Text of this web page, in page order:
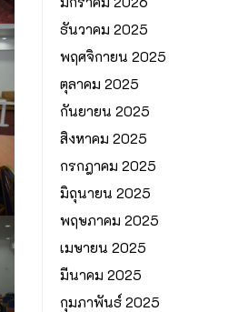
ธันวาคม 2025
พฤศจิกายน 2025
ตุลาคม 2025
กันยายน 2025
สิงหาคม 2025
กรกฎาคม 2025
มิถุนายน 2025
พฤษภาคม 2025
เมษายน 2025
มีนาคม 2025
กุมภาพันธ์ 2025